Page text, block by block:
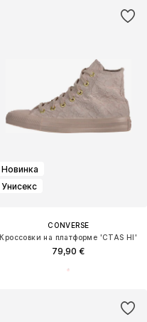
Новинка
Унисекс
CONVERSE
Кроссовки на платформе 'CTAS HI'
79,90 €